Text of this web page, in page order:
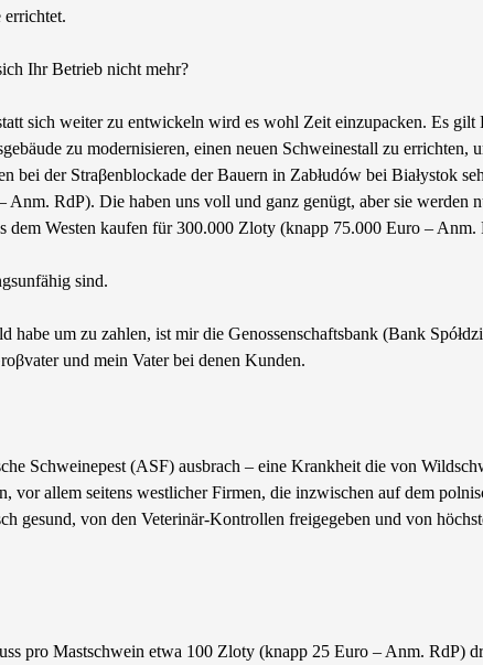
errichtet.
Ihr Betrieb nicht mehr?
sich weiter zu entwickeln wird es wohl Zeit einzupacken. Es
zu modernisieren, einen neuen Schweinestall zu
bei der Straβenblockade der Bauern in Zabłudów bei Białystok
RdP). Die haben uns voll und ganz genügt, aber sie
dem Westen kaufen für 300.000 Zloty (knapp 75.000 Euro – Anm.
sind.
habe um zu zahlen, ist mir die Genossenschaftsbank (Bank
und mein Vater bei denen Kunden.
Schweinepest (ASF) ausbrach – eine Krankheit die von
vor allem seitens westlicher Firmen, die inzwischen auf dem
gesund, von den Veterinär-Kontrollen freigegeben und von
pro Mastschwein etwa 100 Zloty (knapp 25 Euro – Anm. RdP)